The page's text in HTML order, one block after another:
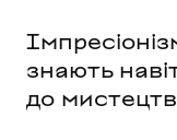
знають
до